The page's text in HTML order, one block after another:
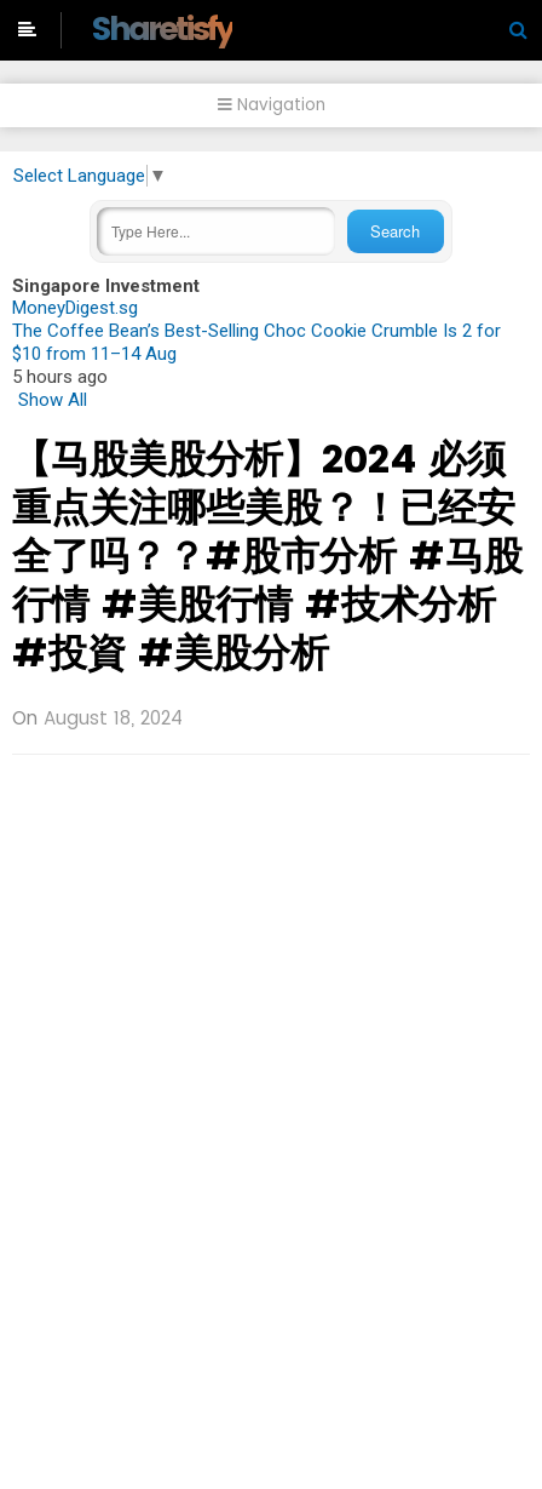
Sharetisfy
Navigation
Select Language ▼
Singapore Investment
MoneyDigest.sg
The Coffee Bean’s Best-Selling Choc Cookie Crumble Is 2 for
$10 from 11–14 Aug
5 hours ago
Show All
【马股美股分析】2024 必须
重点关注哪些美股？！已经安
全了吗？？#股市分析 #马股
行情 #美股行情 #技术分析
#投資 #美股分析
On August 18, 2024